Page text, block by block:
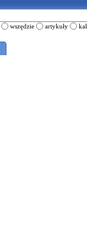
wszędzie artykuły